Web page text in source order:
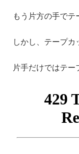
もう片方の手でテ
しかし、テープカ
片手だけではテー